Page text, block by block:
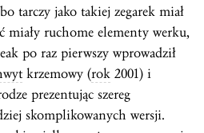
tarczy jako takiej zegarek miał
miały ruchome elementy werku,
po raz pierwszy wprowadził
krzemowy (rok 2001) i
prezentując szereg
skomplikowanych wersji.